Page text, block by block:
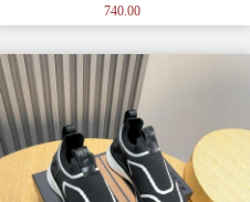
典休闲鞋，以细节和创造力
740.00